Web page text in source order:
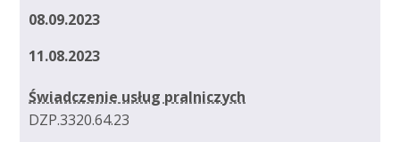
08.09.2023
11.08.2023
Świadczenie usług pralniczych
DZP.3320.64.23